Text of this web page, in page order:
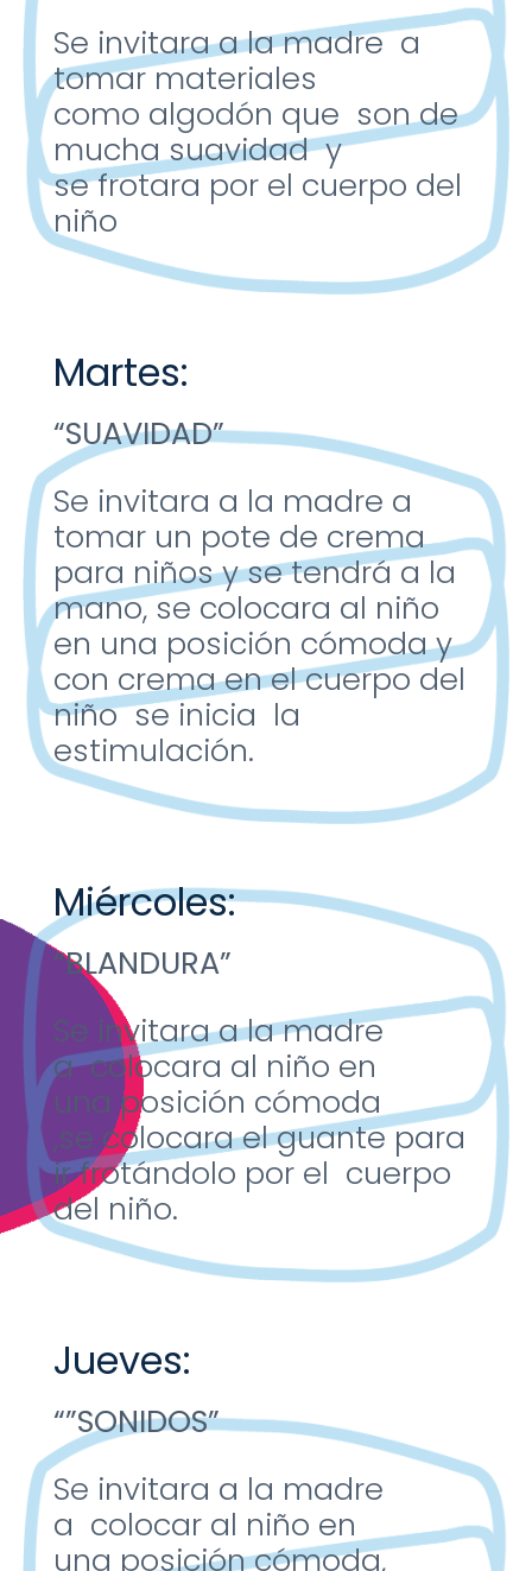
Se invitara a lamadre a
tomarmateriales
como algodón que sonde
muchasuavidad y
sefrotara por el cuerpo del
niño
Martes:
“SUAVIDAD”
Se invitara a la madre a
tomar un pote de crema
para niños y se tendrá a la
mano, se colocara al niño
en una posición cómoda y
con crema en el cuerpodel
niño se inicia la
estimulación.
Miércoles:
“BLANDURA”
Se invitara a lamadre
acolocara al niño en
unaposición cómoda
,se colocara elguante para
irfrotándolo por el cuerpo
del niño.
Jueves:
“”SONIDOS”
Se invitara a la madre
a colocar al niño en
una posicióncómoda,